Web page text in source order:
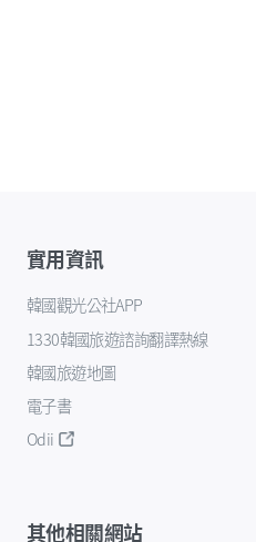
實用資訊
韓國觀光公社APP
1330韓國旅遊諮詢翻譯熱線
韓國旅遊地圖
電子書
Odii
其他相關網站